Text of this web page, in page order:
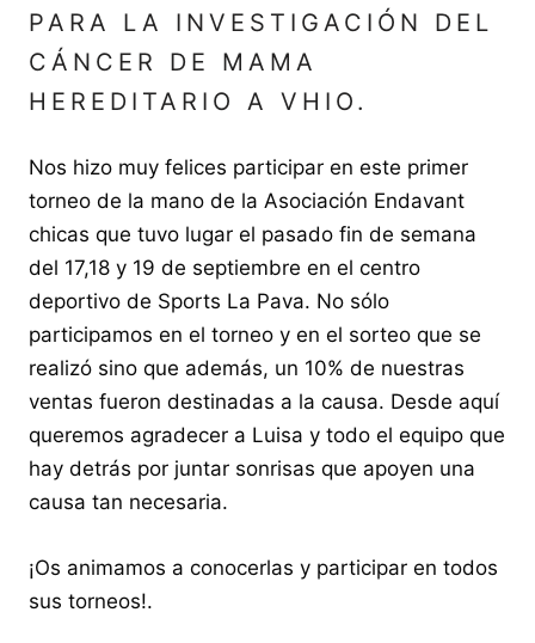
PARA LA INVESTIGACIÓN DEL
CÁNCER DE MAMA
HEREDITARIO A VHIO.
Nos hizo muy felices participar en este primer
torneo de la mano de la Asociación Endavant
chicas que tuvo lugar el pasado fin de semana
del 17,18 y 19 de septiembre en el centro
deportivo de Sports La Pava. No sólo
participamos en el torneo y en el sorteo que se
realizó sino que además, un 10% de nuestras
ventas fueron destinadas a la causa. Desde aquí
queremos agradecer a Luisa y todo el equipo que
hay detrás por juntar sonrisas que apoyen una
causa tan necesaria.
¡Os animamos a conocerlas y participar en todos
sus torneos!.